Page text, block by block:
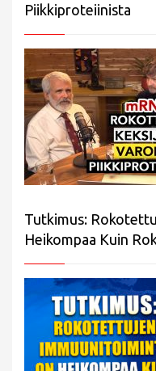
Piikkiproteiinista
Tutkimus:
Heikompaa Kuin